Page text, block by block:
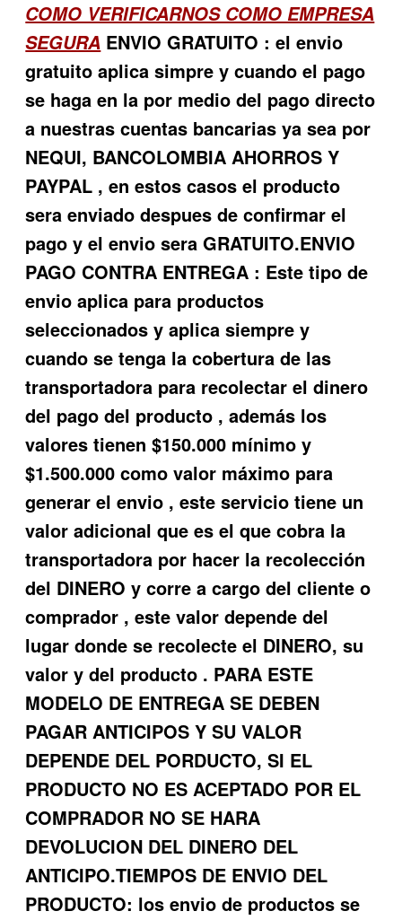
COMO VERIFICARNOS COMO EMPRESA
SEGURA ENVIO GRATUITO : el envio
gratuito aplica simpre y cuando el pago
se haga en la por medio del pago directo
a nuestras cuentas bancarias ya sea por
NEQUI, BANCOLOMBIA AHORROS Y
PAYPAL , en estos casos el producto
sera enviado despues de confirmar el
pago y el envio sera GRATUITO.ENVIO
PAGO CONTRA ENTREGA : Este tipo de
envio aplica para productos
seleccionados y aplica siempre y
cuando se tenga la cobertura de las
transportadora para recolectar el dinero
del pago del producto , además los
valores tienen $150.000 mínimo y
$1.500.000 como valor máximo para
generar el envio , este servicio tiene un
valor adicional que es el que cobra la
transportadora por hacer la recolección
del DINERO y corre a cargo del cliente o
comprador , este valor depende del
lugar donde se recolecte el DINERO, su
valor y del producto . PARA ESTE
MODELO DE ENTREGA SE DEBEN
PAGAR ANTICIPOS Y SU VALOR
DEPENDE DEL PORDUCTO, SI EL
PRODUCTO NO ES ACEPTADO POR EL
COMPRADOR NO SE HARA
DEVOLUCION DEL DINERO DEL
ANTICIPO.TIEMPOS DE ENVIO DEL
PRODUCTO: los envio de productos se